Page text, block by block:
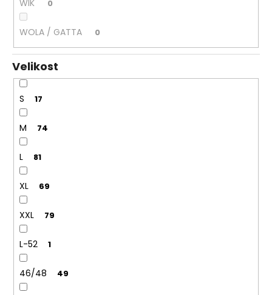
WIK 0
WOLA / GATTA 0
Velikost
S 17
M 74
L 81
XL 69
XXL 79
L-52 1
46/48 49